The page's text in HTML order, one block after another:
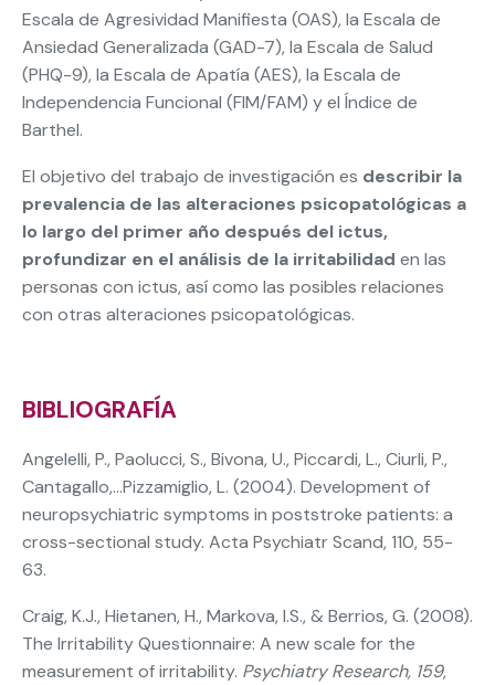
Escala de Agresividad Manifiesta (OAS), la Escala de
Ansiedad Generalizada (GAD-7), la Escala de Salud
(PHQ-9), la Escala de Apatía (AES), la Escala de
Independencia Funcional (FIM/FAM) y el Índice de
Barthel.
El objetivo del trabajo de investigación es describir la
prevalencia de las alteraciones psicopatológicas a
lo largo del primer año después del ictus,
profundizar en el análisis de la irritabilidad en las
personas con ictus, así como las posibles relaciones
con otras alteraciones psicopatológicas.
BIBLIOGRAFÍA
Angelelli, P., Paolucci, S., Bivona, U., Piccardi, L., Ciurli, P.,
Cantagallo,…Pizzamiglio, L. (2004). Development of
neuropsychiatric symptoms in poststroke patients: a
cross-sectional study. Acta Psychiatr Scand, 110, 55-
63.
Craig, K.J., Hietanen, H., Markova, I.S., & Berrios, G. (2008).
The Irritability Questionnaire: A new scale for the
measurement of irritability. Psychiatry Research, 159,